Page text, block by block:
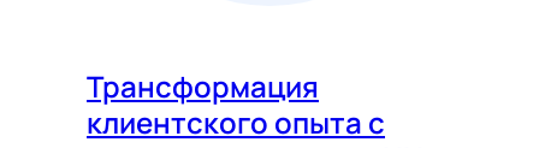
Трансформация
клиентского опыта с